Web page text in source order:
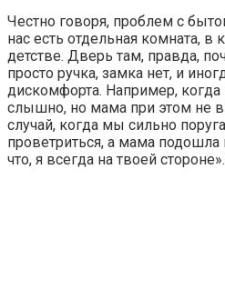
Честно говоря, проблем с
нас есть отдельная комната,
детстве. Дверь там, правда,
просто ручка, замка нет, и
дискомфорта. Например,
слышно, но мама при этом не
случай, когда мы сильно
проветриться, а мама подошла
что, я всегда на твоей